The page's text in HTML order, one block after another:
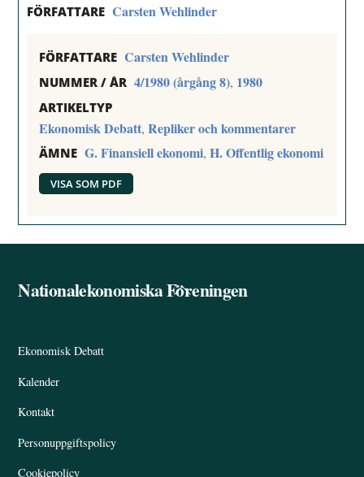
FÖRFATTARE Carsten Wehlinder
FÖRFATTARE Carsten Wehlinder
NUMMER / ÅR 4/1980 (årgång 8), 1980
ARTIKELTYP
Ekonomisk Debatt,Repliker och kommentarer
ÄMNE G. Finansiell ekonomi,H. Offentlig ekonomi
VISA SOM PDF
Back
Nationalekonomiska Föreningen
Ekonomisk Debatt
Kalender
Kontakt
Personuppgiftspolicy
Cookiepolicy